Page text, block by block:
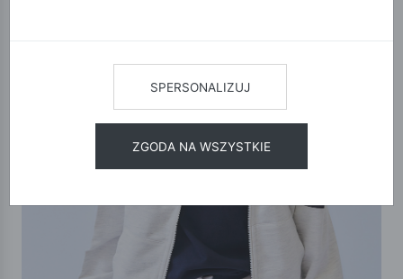
SPERSONALIZUJ
ZGODA NA WSZYSTKIE